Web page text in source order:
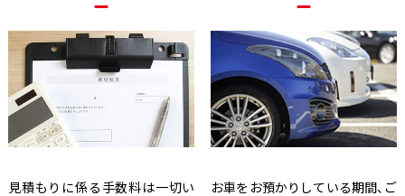
見積もりに係る手数料は一切い お車をお預かりしている期間、ご